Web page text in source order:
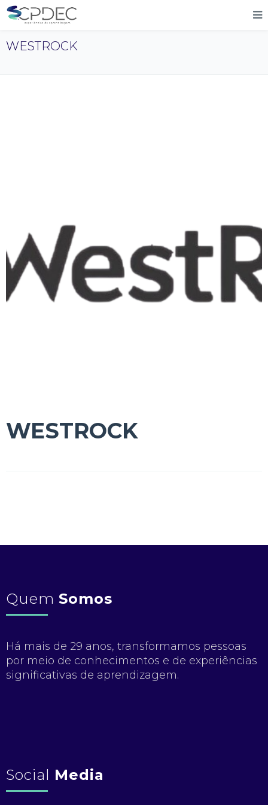
WESTROCK
WESTROCK
Quem Somos
Há mais de 29 anos, transformamos pessoas
por meio de conhecimentos e de experiências
significativas de aprendizagem.
Social Media